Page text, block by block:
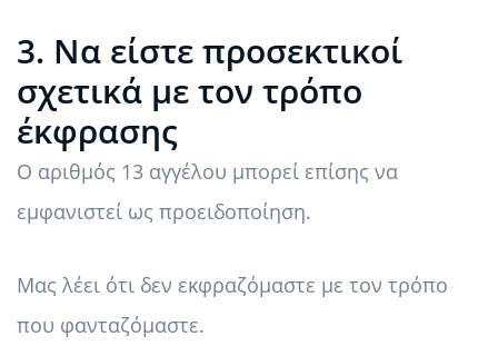
3. Να είστε προσεκτικοί
σχετικά με τον τρόπο
έκφρασης
Ο αριθμός 13 αγγέλου μπορεί επίσης να
εμφανιστεί ως προειδοποίηση.
Μας λέει ότι δεν εκφραζόμαστε με τον τρόπο
που φανταζόμαστε.